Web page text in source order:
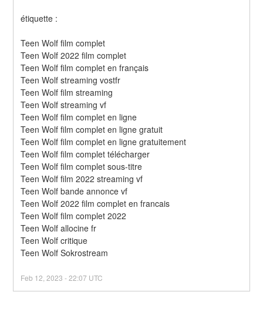
étiquette :
Teen Wolf film complet
Teen Wolf 2022 film complet
Teen Wolf film complet en français
Teen Wolf streaming vostfr
Teen Wolf film streaming
Teen Wolf streaming vf
Teen Wolf film complet en ligne
Teen Wolf film complet en ligne gratuit
Teen Wolf film complet en ligne gratuitement
Teen Wolf film complet télécharger
Teen Wolf film complet sous-titre
Teen Wolf film 2022 streaming vf
Teen Wolf bande annonce vf
Teen Wolf 2022 film complet en francais
Teen Wolf film complet 2022
Teen Wolf allocine fr
Teen Wolf critique
Teen Wolf Sokrostream
Feb 12 ,2023 -22:07 UTC